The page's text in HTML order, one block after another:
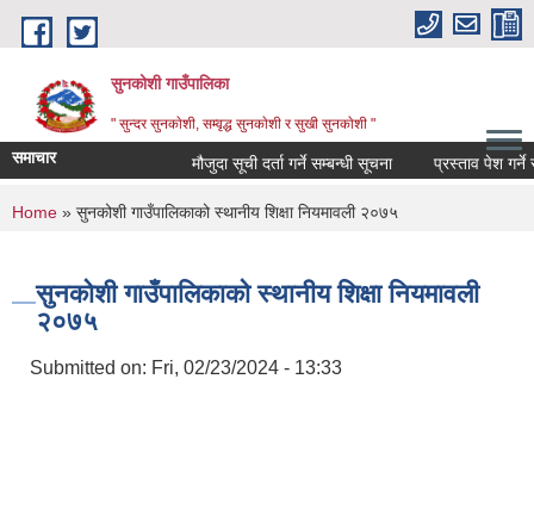
Skip to main content
सुनकोशी गाउँपालिका
" सुन्दर सुनकाेशी, सम्वृद्ध सुनकाेशी र सुखी सुनकाेशी "
समाचार मौजुदा सूची दर्ता गर्ने सम्बन्धी सूचना प्रस्ताव पेश गर्ने
You are here
Home » सुनकोशी गाउँपालिकाको स्थानीय शिक्षा नियमावली २०७५
सुनकोशी गाउँपालिकाको स्थानीय शिक्षा नियमावली
२०७५
Submitted on: Fri, 02/23/2024 - 13:33